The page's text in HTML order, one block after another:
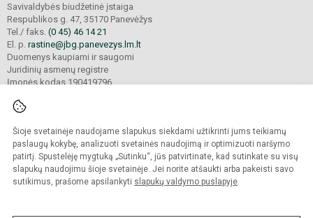
Šioje svetainėje naudojame slapukus siekdami užtikrinti jums teikiamų
paslaugų kokybę, analizuoti svetainės naudojimą ir optimizuoti naršymo
patirtį. Spustelėję mygtuką „Sutinku“, jūs patvirtinate, kad sutinkate su visų
slapukų naudojimu šioje svetainėje. Jei norite atšaukti arba pakeisti savo
sutikimus, prašome apsilankyti slapukų valdymo puslapyje.
Savivaldybės biudžetinė įstaiga
Respublikos g. 47, 35170 Panevėžys
Tel./ faks. (0 45) 46 14 21
El. p. rastine@jbg.panevezys.lm.lt
Duomenys kaupiami ir saugomi
Juridinių asmenų registre
Įmonės kodas 190419796
© 2026. Panevėžio Juozo Balčikonio gimnazija. Visos teisės saugomos.
Kopijuoti turinį be raštiško gimnazijos sutikimo griežtai draudžiama.
Prieinamumo paraiška Slapukų politika
Sumanus būdas atnaujinti